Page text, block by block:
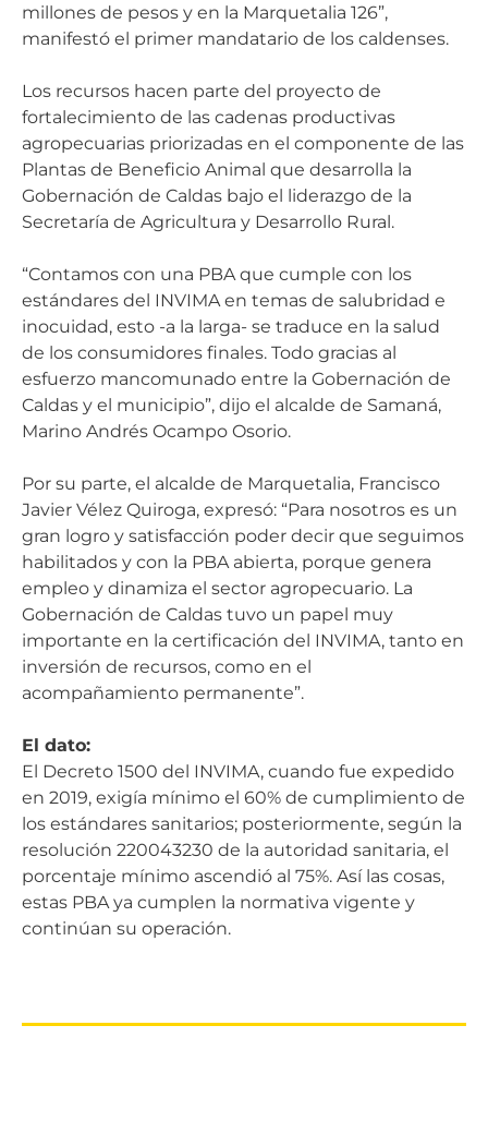
millones de pesos y en la Marquetalia 126”,
manifestó el primer mandatario de los caldenses.
Los recursos hacen parte del proyecto de
fortalecimiento de las cadenas productivas
agropecuarias priorizadas en el componente de las
Plantas de Beneficio Animal que desarrolla la
Gobernación de Caldas bajo el liderazgo de la
Secretaría de Agricultura y Desarrollo Rural.
“Contamos con una PBA que cumple con los
estándares del INVIMA en temas de salubridad e
inocuidad, esto -a la larga- se traduce en la salud
de los consumidores finales. Todo gracias al
esfuerzo mancomunado entre la Gobernación de
Caldas y el municipio”, dijo el alcalde de Samaná,
Marino Andrés Ocampo Osorio.
Por su parte, el alcalde de Marquetalia, Francisco
Javier Vélez Quiroga, expresó: “Para nosotros es un
gran logro y satisfacción poder decir que seguimos
habilitados y con la PBA abierta, porque genera
empleo y dinamiza el sector agropecuario. La
Gobernación de Caldas tuvo un papel muy
importante en la certificación del INVIMA, tanto en
inversión de recursos, como en el
acompañamiento permanente”.
El dato:
El Decreto 1500 del INVIMA, cuando fue expedido
en 2019, exigía mínimo el 60% de cumplimiento de
los estándares sanitarios; posteriormente, según la
resolución 220043230 de la autoridad sanitaria, el
porcentaje mínimo ascendió al 75%. Así las cosas,
estas PBA ya cumplen la normativa vigente y
continúan su operación.